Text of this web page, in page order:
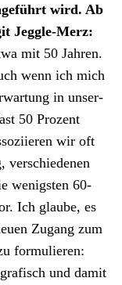
wird. Ab
Jeg­gle-Merz:
mit 50 Jahren.
wenn ich mich
in unser­
50 Prozent
wir oft
ver­schiede­nen
wenig­sten 60-
Ich glaube, es
Zugang zum
for­mulieren:
und damit